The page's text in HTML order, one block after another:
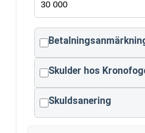
Skulder hos
Skuldsanering